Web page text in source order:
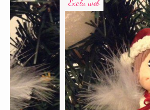
Exclu web